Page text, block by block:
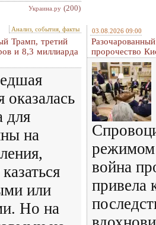
Украина.ру (200)
Анализ, события, факты
Трамп, третий
и 8,3 миллиарда
оказалась
для
на
или
Но на
03.08.2026 09:00
пророчество
режимом
война
привела